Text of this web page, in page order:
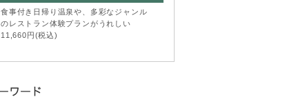
食事付き日帰り温泉や、多彩なジャンル
のレストラン体験プランがうれしい
11,660円(税込)